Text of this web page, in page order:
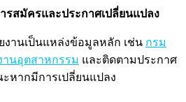
รสมัครและประกาศเปลี่ยนแปลง
งานเป็นแหล่งข้อมูลหลัก เช่น กรม
านอุตสาหกรรม และติดตามประกาศ
หากมีการเปลี่ยนแปลง